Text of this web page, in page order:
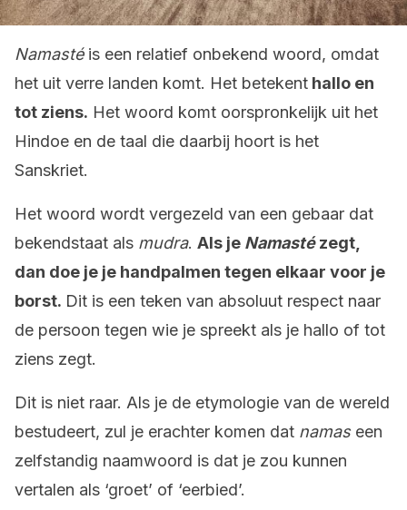
Namasté is een relatief onbekend woord, omdat
het uit verre landen komt. Het betekent hallo en
tot ziens. Het woord komt oorspronkelijk uit het
Hindoe en de taal die daarbij hoort is het
Sanskriet.
Het woord wordt vergezeld van een gebaar dat
bekendstaat als mudra. Als je Namastézegt,
dan doe je je handpalmen tegen elkaar voor je
borst. Dit is een teken van absoluut respect naar
de persoon tegen wie je spreekt als je hallo of tot
ziens zegt.
Dit is niet raar. Als je de etymologie van de wereld
bestudeert, zul je erachter komen dat namaseen
zelfstandig naamwoord is dat je zou kunnen
vertalen als ‘groet’ of ‘eerbied’.